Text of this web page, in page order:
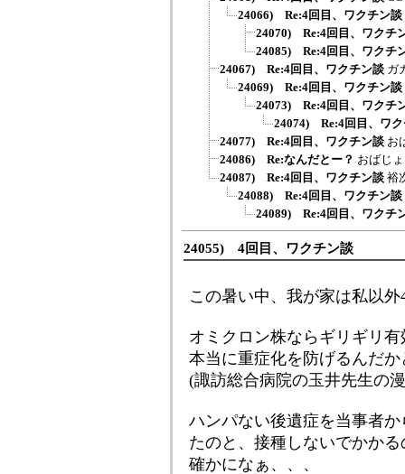
24066) Re:4回目、ワクチン談
24070) Re:4回目、ワクチ
24085) Re:4回目、ワクチ
24067) Re:4回目、ワクチン談 ガ
24069) Re:4回目、ワクチン談
24073) Re:4回目、ワクチ
24074) Re:4回目、ワク
24077) Re:4回目、ワクチン談 お
24086) Re:なんだとー？ おばじ
24087) Re:4回目、ワクチン談 裕
24088) Re:4回目、ワクチン談
24089) Re:4回目、ワクチ
24055) 4回目、ワクチン談
この暑い中、我が家は私以
オミクロン株ならギリギリ
本当に重症化を防げるんだ
(諏訪総合病院の玉井先生の
ハンパない後遺症を当事者
たのと、接種しないでかか
確かになぁ、、、